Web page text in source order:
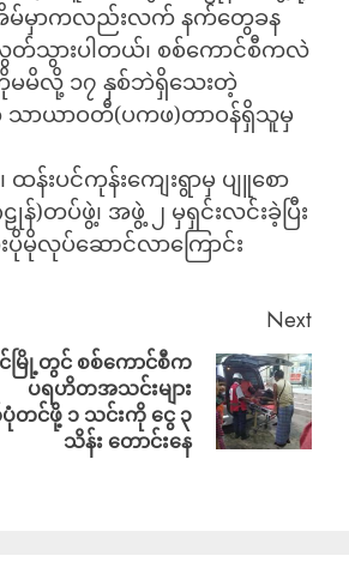
းအိမ်မှာကလည်းလက် နက်တွေခန
တ်သွားပါတယ်၊ စစ်ကောင်စီကလဲ
မိလို့ ၁၇ နှစ်ဘဲရှိသေးတဲ့
သာယာဝတီ(ပကဖ)တာဝန်ရှိသူမှ
ပင်ကုန်းကျေးရွာမှ ပျူစော
)တပ်ဖွဲ့၊ အဖွဲ့ ၂ မှရှင်းလင်းခဲ့ပြီး
ပိုမိုလုပ်ဆောင်လာကြောင်း
Next
မြို့တွင် စစ်ကောင်စီက
ပရဟိတအသင်းများ
တင်ဖို့ ၁ သင်းကို ငွေ ၃
သိန်း တောင်းနေ